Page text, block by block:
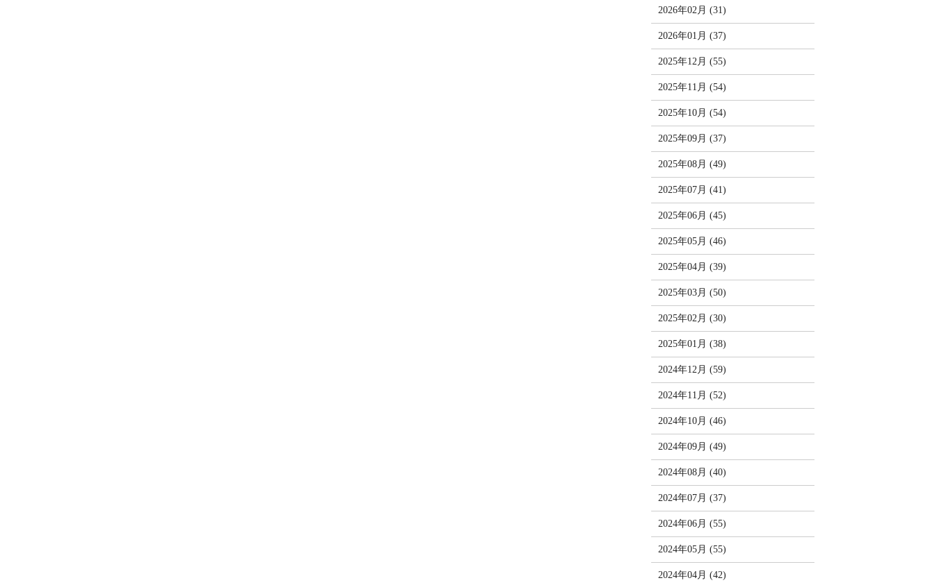
2026年02月 (31)
2026年01月 (37)
2025年12月 (55)
2025年11月 (54)
2025年10月 (54)
2025年09月 (37)
2025年08月 (49)
2025年07月 (41)
2025年06月 (45)
2025年05月 (46)
2025年04月 (39)
2025年03月 (50)
2025年02月 (30)
2025年01月 (38)
2024年12月 (59)
2024年11月 (52)
2024年10月 (46)
2024年09月 (49)
2024年08月 (40)
2024年07月 (37)
2024年06月 (55)
2024年05月 (55)
2024年04月 (42)